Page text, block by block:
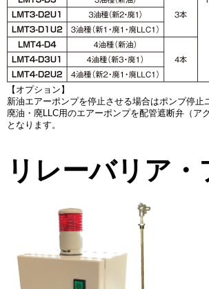
【オプション】
新油エアーポンプを停止させる場合はポンプ停
廃油・廃LLC用のエアーポンプを配管遮断弁（ア
となります。
リレーバリア